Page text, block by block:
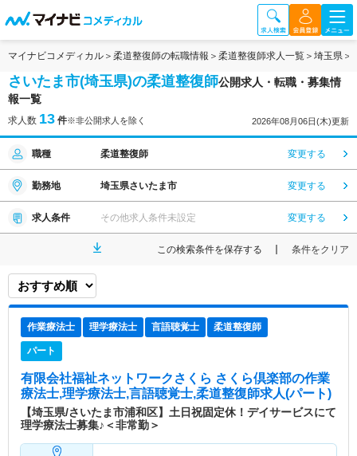
マイナビコメディカル 柔道整復師の転職情報 柔道整復師求人一覧 埼玉県
さいたま市(埼玉県)の柔道整復師公開求人・転職・募集情
報一覧
求人数 13 件※非公開求人を除く 2026年08月06日(木)更新
職種 柔道整復師 変更する
勤務地 埼玉県さいたま市 変更する
求人条件 その他求人条件未設定 変更する
この検索条件を保存する 条件をクリア
作業療法士 理学療法士 言語聴覚士 柔道整復師
パート
有限会社福祉ネットワークさくら さくら倶楽部の作業
療法士,理学療法士,言語聴覚士,柔道整復師求人(パート)
【埼玉県/さいたま市浦和区】土日祝固定休！デイサービスにて
理学療法士募集♪＜非常勤＞